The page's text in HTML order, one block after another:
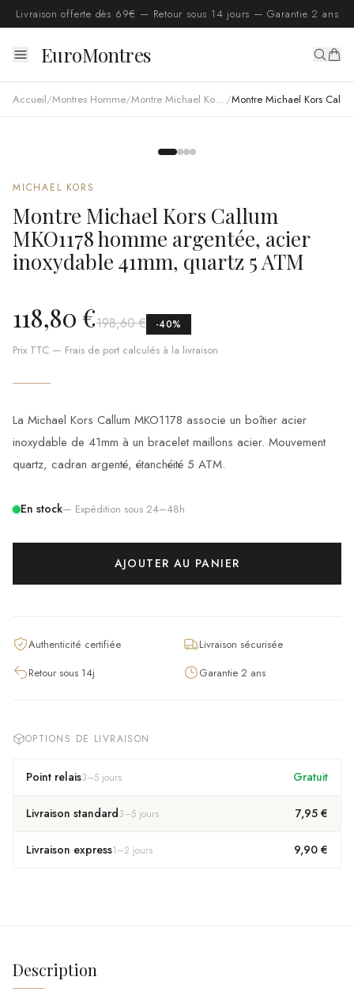
Livraison offerte dès 69€ — Retour sous 14 jours — Garantie 2 ans
EuroMontres
Accueil/Montres Homme/ Montre Michael Kors homme /
MICHAEL KORS
Montre Michael Kors Callum
MKO1178 homme argentée, acier
inoxydable 41mm, quartz 5 ATM
118,80 €198,60 € -40%
Prix TTC — Frais de port calculés à la livraison
La Michael Kors Callum MKO1178 associe un boîtier acier
inoxydable de 41mm à un bracelet maillons acier. Mouvement
quartz, cadran argenté, étanchéité 5 ATM.
En stock— Expédition sous 24–48h
AJOUTER AU PANIER
Authenticité certifiée
Livraison sécurisée
Retour sous 14j
Garantie 2 ans
OPTIONS DE LIVRAISON
Point relais3–5 jours Gratuit
Livraison standard3–5 jours 7,95 €
Livraison express1–2 jours 9,90 €
Description